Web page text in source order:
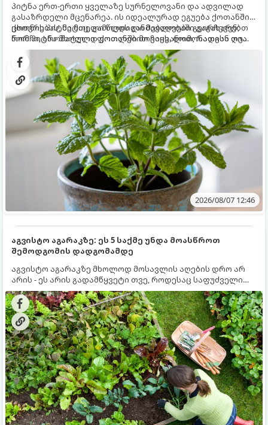
პიტნა ერთ-ერთი ყველაზე სურნელოვანი და ადვილად
გასაზრდელი მცენარეა. ის იდეალურად ეგუება ქოთანში
ცხოვრებას, მეტიც, გამოცდილი მებაღეები გვირჩევენ,
რომ პიტნა მხოლოდ ქოთანში მოვიყვანოთ, რადგან ღია
გრუნტში (ბაღში) დარგვისას ის ფესვებით ძალიან
სწრაფად ვრცელდება და სხვა მცენარეებს ავიწროებს.
ქოთნის პიტნა მთელი წლის განმავლობაში გაგახარებთ
ნორჩი, არომატული ფოთლებით ჩაის, ლიმონათისა თუ
კერძებისთვის.
2026/08/07 12:46
აგვისტო აგარაკზე: ეს 5 საქმე უნდა მოასწროთ
შემოდგომის დადგომამდე
აგვისტო აგარაკზე მხოლოდ მოსავლის აღების დრო არ
არის - ეს არის გადამწყვეტი თვე, როდესაც საფუძველი
ეყრება მომავალი წლის მოსავალს და ბაღი მზადდება
შემოდგომა-ზამთრის სეზონისთვის. იმისათვის, რომ
ნიადაგმა ენერგია აღიდგინოს, ხოლო მცენარეებმა
ზამთარს გაუძლონ, აგვისტოს ბოლომდე 5
მნიშვნელოვანი საქმის გაკეთება უნდა მოასწროთ: